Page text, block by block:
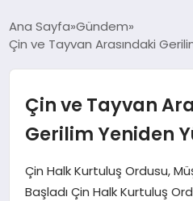
GÜNDEM
EKONOMI
SAĞLIK
TEKNOLOJI
Ana Sayfa Gündem
Çin ve Tayvan Arasındaki
Çin ve Tayvan
Gerilim Yeniden
Çin Halk Kurtuluş Ordusu,
Başladı Çin Halk Kurtuluş